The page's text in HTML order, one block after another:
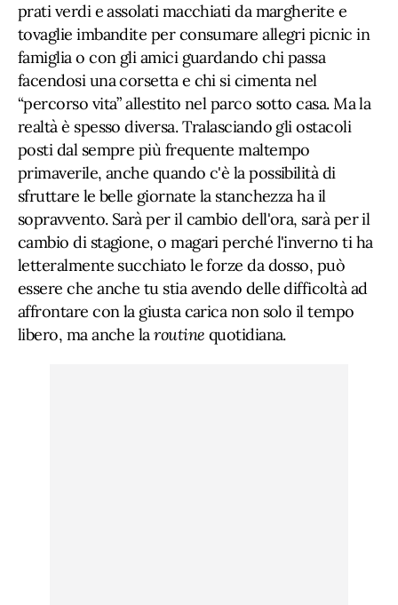
prati verdi e assolati macchiati da margherite e
tovaglie imbandite per consumare allegri picnic in
famiglia o con gli amici guardando chi passa
facendosi una corsetta e chi si cimenta nel
“percorso vita” allestito nel parco sotto casa. Ma la
realtà è spesso diversa. Tralasciando gli ostacoli
posti dal sempre più frequente maltempo
primaverile, anche quando c'è la possibilità di
sfruttare le belle giornate la stanchezza ha il
sopravvento. Sarà per il cambio dell'ora, sarà per il
cambio di stagione, o magari perché l'inverno ti ha
letteralmente succhiato le forze da dosso, può
essere che anche tu stia avendo delle difficoltà ad
affrontare con la giusta carica non solo il tempo
libero, ma anche laroutine quotidiana.